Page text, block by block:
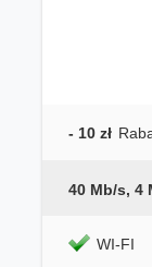
- 10 zł
40 Mb/s, 4
WI-FI